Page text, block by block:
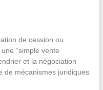
de cession ou
“simple vente
et la négociation
de mécanismes juridiques